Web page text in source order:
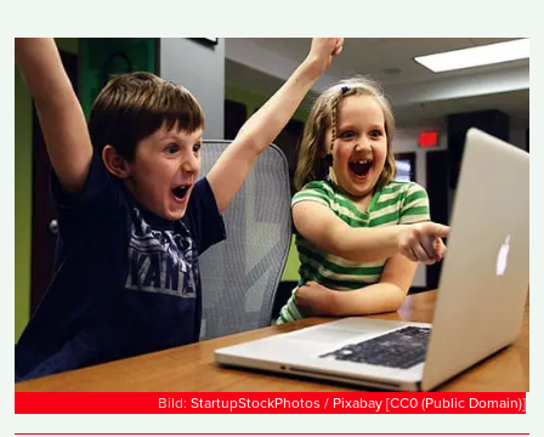
Bild: StartupStockPhotos / Pixabay[CC0 (Public Domain)]